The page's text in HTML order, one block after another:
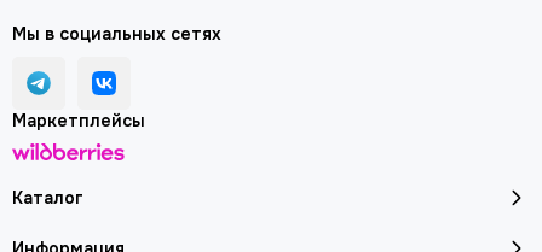
Каталог
Мы в социальных сетях
Маркетплейсы